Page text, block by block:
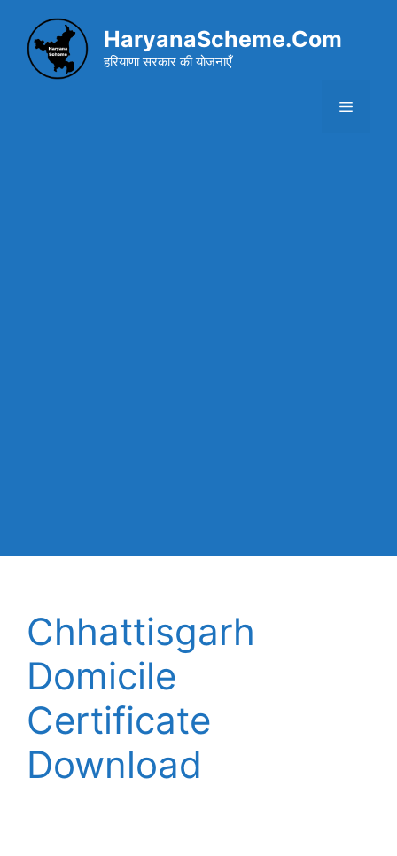
content
HaryanaScheme.Com
हरियाणा सरकार की योजनाएँ
Menu
Chhattisgarh
Domicile
Certificate
Download